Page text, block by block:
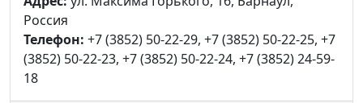
Россия
Телефон: +7 (3852) 50-22-29, +7 (3852) 50-22-25, +7
(3852) 50-22-23, +7 (3852) 50-22-24, +7 (3852) 24-59-
18